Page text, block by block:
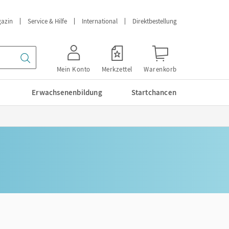
Service & Hilfe International Direktbestellung
Mein Konto Merkzettel Warenkorb
Erwachsenenbildung Startchancen